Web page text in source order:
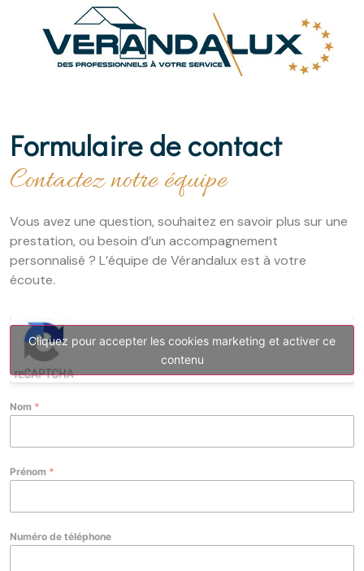
Formulaire de contact
Contactez notre équipe
Vous avez une question, souhaitez en savoir plus sur une
prestation, ou besoin d’un accompagnement
personnalisé ? L’équipe de Vérandalux est à votre
écoute.
Cliquez pour accepter les cookies marketing et activer ce
contenu
Nom *
Prénom *
Numéro de téléphone